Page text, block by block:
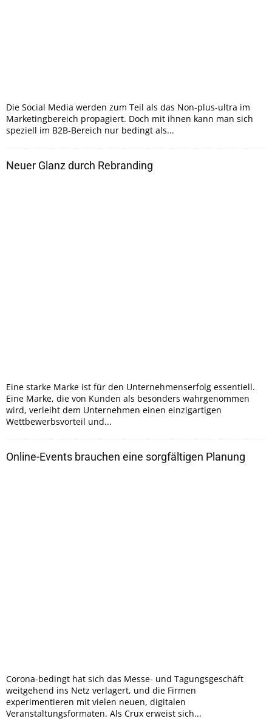
Die Social Media werden zum Teil als das Non-plus-ultra im
Marketingbereich propagiert. Doch mit ihnen kann man sich
speziell im B2B-Bereich nur bedingt als...
Neuer Glanz durch Rebranding
Eine starke Marke ist für den Unternehmenserfolg essentiell.
Eine Marke, die von Kunden als besonders wahrgenommen
wird, verleiht dem Unternehmen einen einzigartigen
Wettbewerbsvorteil und...
Online-Events brauchen eine sorgfältigen Planung
Corona-bedingt hat sich das Messe- und Tagungsgeschäft
weitgehend ins Netz verlagert, und die Firmen
experimentieren mit vielen neuen, digitalen
Veranstaltungsformaten. Als Crux erweist sich...